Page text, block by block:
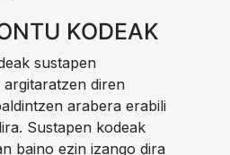
KODEAK
sustapen
diren
arabera erabili
Sustapen kodeak
baino ezin izango dira